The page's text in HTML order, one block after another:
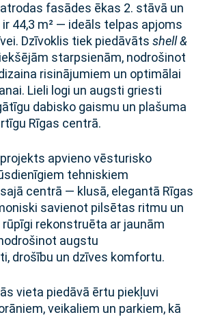
atrodas fasādes ēkas 2. stāvā un
44,3 m² — ideāls telpas apjoms
Dzīvoklis tiek piedāvāts shell &
starpsienām, nodrošinot
risinājumiem un optimālai
Lieli logi un augsti griesti
dabisko gaismu un plašuma
Rīgas centrā.
projekts apvieno vēsturisko
tehniskiem
centrā — klusā, elegantā Rīgas
savienot pilsētas ritmu un
rūpīgi rekonstruēta ar jaunām
augstu
drošību un dzīves komfortu.
vieta piedāvā ērtu piekļuvi
veikaliem un parkiem, kā